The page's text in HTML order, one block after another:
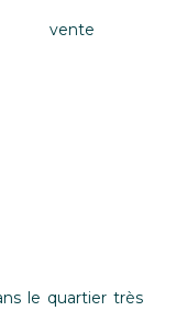
vente
le quartier très